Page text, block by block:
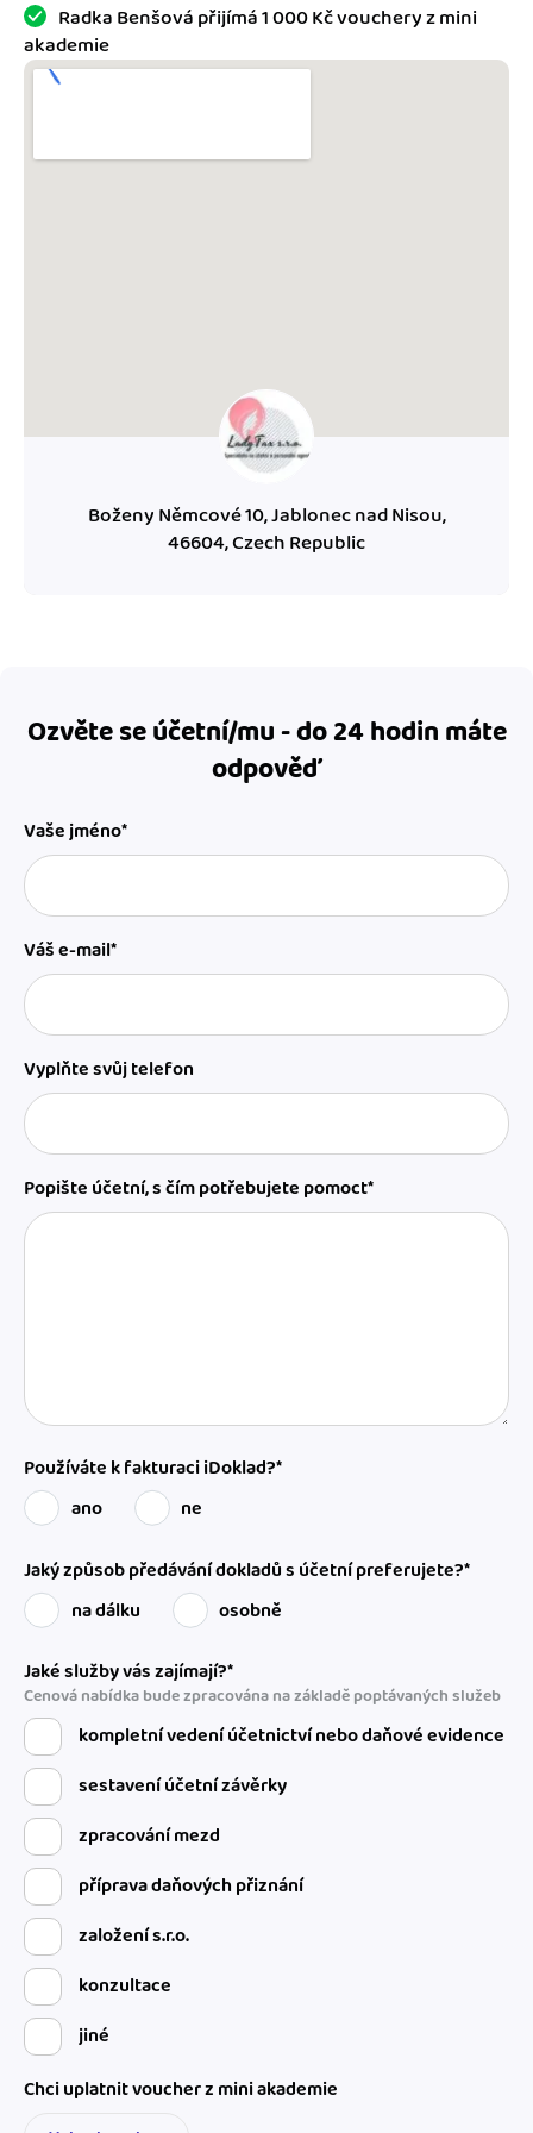
Spřátelené účetní
Katalog doplňků
Jak se vyznat ve fakturaci
Blog
Radka Benšová přijímá 1 000 Kč vouchery z mini
akademie
Boženy Němcové 10, Jablonec nad Nisou,
46604, Czech Republic
Ozvěte se účetní/mu - do 24 hodin máte
odpověď
Vaše jméno*
Váš e-mail*
Vyplňte svůj telefon
Popište účetní, s čím potřebujete pomoct*
Používáte k fakturaci iDoklad?*
ano
ne
Jaký způsob předávání dokladů s účetní preferujete?*
na dálku
osobně
Jaké služby vás zajímají?*
Cenová nabídka bude zpracována na základě poptávaných služeb
kompletní vedení účetnictví nebo daňové evidence
sestavení účetní závěrky
zpracování mezd
příprava daňových přiznání
založení s.r.o.
konzultace
jiné
Chci uplatnit voucher z mini akademie